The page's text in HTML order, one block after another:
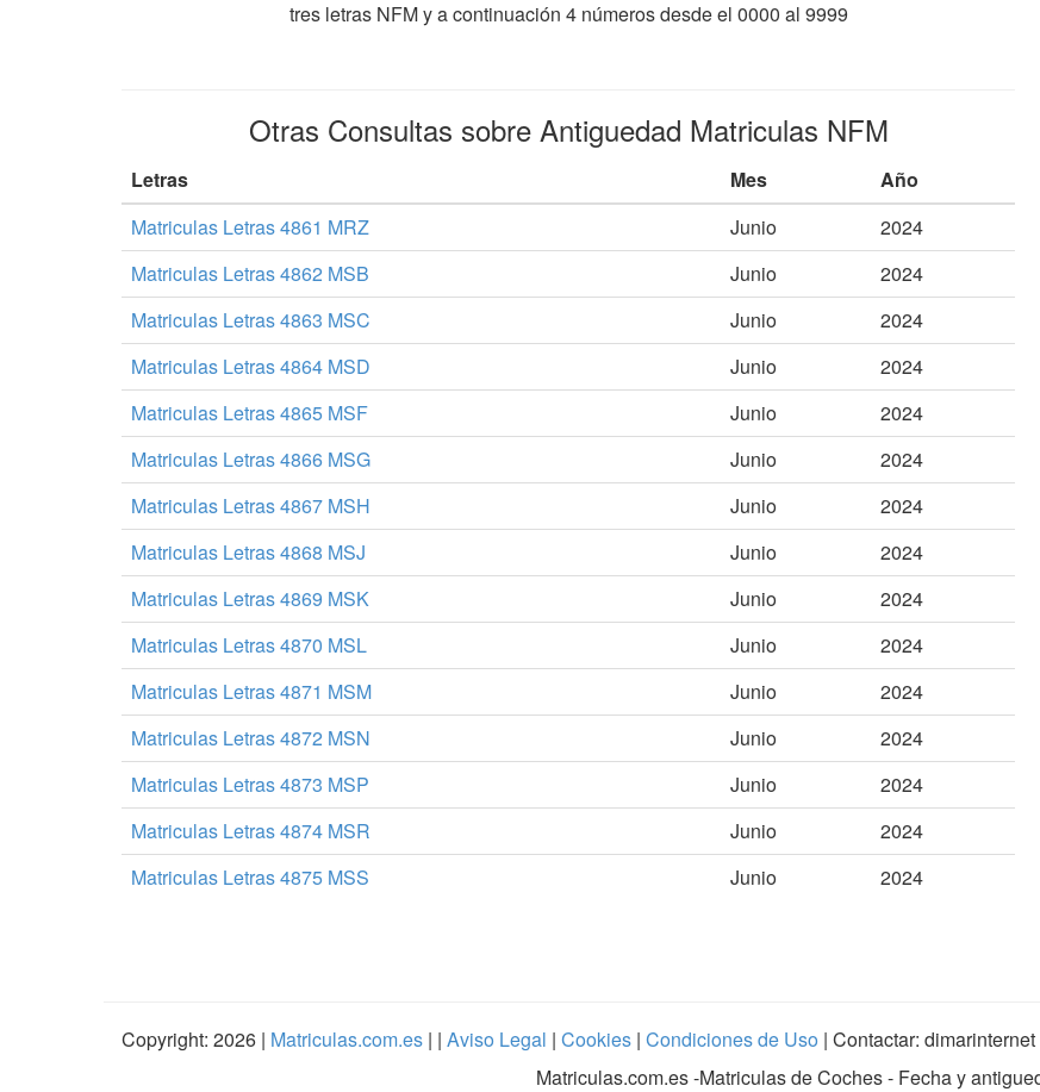
tres letras NFM y a continuación 4 números desde el 0000 al 9999
Otras Consultas sobre Antiguedad Matriculas NFM
Letras Mes
Año
Matriculas Letras 4861 MRZ
Junio
2024
Matriculas Letras 4862 MSB
Junio
2024
Matriculas Letras 4863 MSC
Junio
2024
Matriculas Letras 4864 MSD
Junio
2024
Matriculas Letras 4865 MSF
Junio
2024
Matriculas Letras 4866 MSG
Junio
2024
Matriculas Letras 4867 MSH
Junio
2024
Matriculas Letras 4868 MSJ
Junio
2024
Matriculas Letras 4869 MSK
Junio
2024
Matriculas Letras 4870 MSL
Junio
2024
Matriculas Letras 4871 MSM
Junio
2024
Matriculas Letras 4872 MSN
Junio
2024
Matriculas Letras 4873 MSP
Junio
2024
Matriculas Letras 4874 MSR
Junio
2024
Matriculas Letras 4875 MSS
Junio 2024
Copyright: 2026 | Matriculas.com.es | | Aviso Legal | Cookies | Condiciones de Uso | Contactar:
Matriculas.com.es-Matriculas de Coches - Fecha y